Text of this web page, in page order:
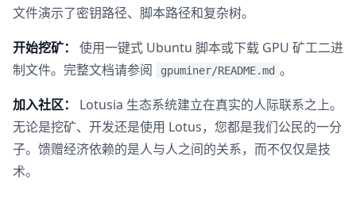
文件演示了密钥路径、脚本路径和复杂树。
开始挖矿：
使用一键式 Ubuntu 脚本或下载 GPU 矿工二进
制文件。完整文档请参阅
gpuminer/README.md 。
加入社区：
Lotusia 生态系统建立在真实的人际联系之上。
无论是挖矿、开发还是使用 Lotus，您都是我们公民的一分
子。馈赠经济依赖的是人与人之间的关系，而不仅仅是技
术。